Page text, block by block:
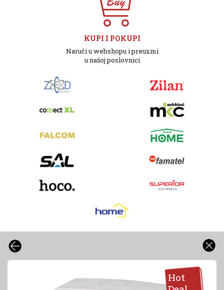
KUPI I POKUPI
Naruči u webshopu i preuzmi
u našoj poslovnici
Hot